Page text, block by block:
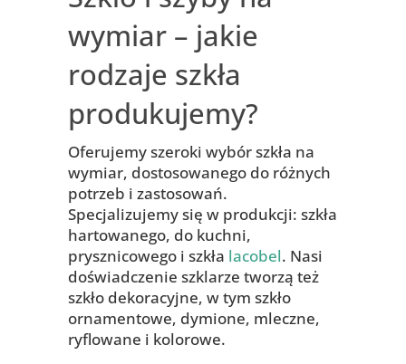
wymiar – jakie
rodzaje szkła
produkujemy?
Oferujemy szeroki wybór szkła na
wymiar, dostosowanego do różnych
potrzeb i zastosowań.
Specjalizujemy się w produkcji: szkła
hartowanego, do kuchni,
prysznicowego i szkła lacobel. Nasi
doświadczenie szklarze tworzą też
szkło dekoracyjne, w tym szkło
ornamentowe, dymione, mleczne,
ryflowane i kolorowe.